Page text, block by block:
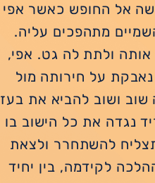
אל החופש כאשר אפי
מתהפכים עליה.
ולתת לה גט. אפי,
על חירותה מול
שוב ושוב להביא את בעז
נגדה את כל הישוב בו
להשתחרר ולצאת
לקידמה, בין יחיד